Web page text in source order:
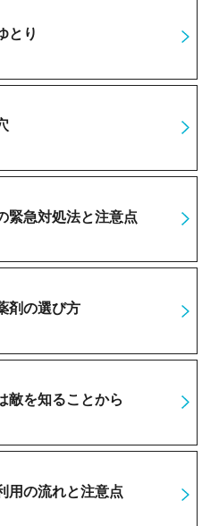
とり
緊急対処法と注意点
剤の選び方
敵を知ることから
用の流れと注意点